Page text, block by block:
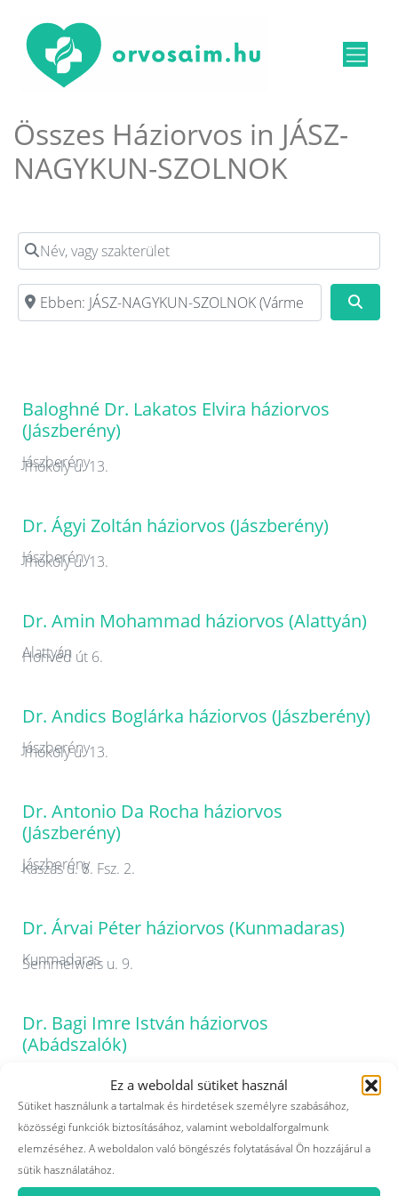
Ez a weboldal sütiket használ
Sütiket használunk a tartalmak és hirdetések személyre szabásához,
közösségi funkciók biztosításához, valamint weboldalforgalmunk
elemzéséhez. A weboldalon való böngészés folytatásával Ön hozzájárul a
sütik használatához.
Összes Háziorvos in JÁSZ-
NAGYKUN-SZOLNOK
Név, vagy szakterület
Irányítószám, vagy város
Baloghné Dr. Lakatos Elvira háziorvos
(Jászberény)
Jászberény
Thököly u. 13.
Dr. Ágyi Zoltán háziorvos (Jászberény)
Jászberény
Thököly u. 13.
Dr. Amin Mohammad háziorvos (Alattyán)
Alattyán
Honvéd út 6.
Dr. Andics Boglárka háziorvos (Jászberény)
Jászberény
Thököly u. 13.
Dr. Antonio Da Rocha háziorvos
(Jászberény)
Jászberény
Kaszás u. 8. Fsz. 2.
Dr. Árvai Péter háziorvos (Kunmadaras)
Kunmadaras
Semmelweis u. 9.
Dr. Bagi Imre István háziorvos
(Abádszalók)
Dr. Bagi Zoltán háziorvos (Jászdózsa)
Jászdózsa
Hajnal u. 2.